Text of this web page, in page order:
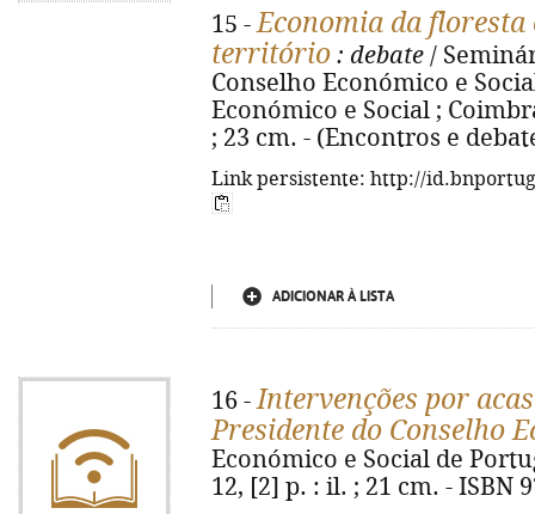
15 -Economia da floresta
território : debate /
Conselho Económico e
Económico e Social ;
; 23 cm. - (Encontros e
Link persistente: http://
ADICIONAR À LISTA
16 -Intervenções por
Presidente do Conselho
Económico e Social de
12, [2] p. : il. ; 21 cm. - ISBN